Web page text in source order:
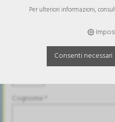
Cognome *
Per ulteriori informazioni,
Consenti necessari